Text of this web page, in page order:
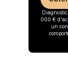
000 €
un